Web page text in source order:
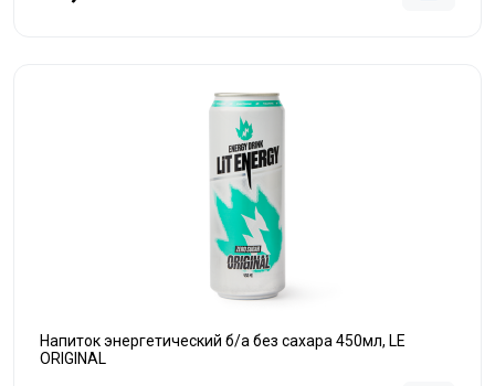
Напиток энергетический б/а без сахара 450мл, LE
ORIGINAL